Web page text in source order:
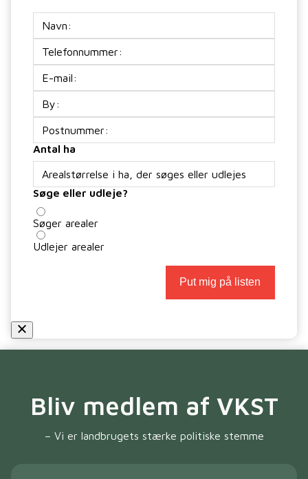
mail(Påkrævet)
Antal ha
Søge eller udleje?
Søger arealer
Udlejer arealer
Bliv medlem af VKST
– Vi er landbrugets stærke politiske stemme